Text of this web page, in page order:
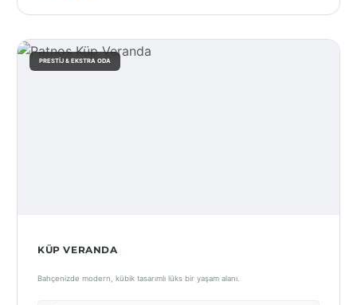
PRESTIJ & EKSTRA ODA
KÜP VERANDA
Bahçenizde modern, kübik tasarımlı lüks bir yaşam alanı.